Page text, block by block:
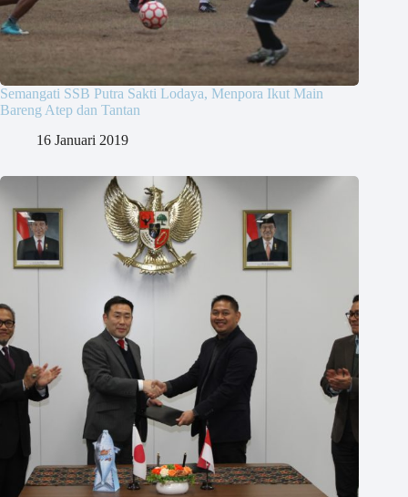
Semangati SSB Putra Sakti Lodaya, Menpora Ikut Main
Bareng Atep dan Tantan
16 Januari 2019